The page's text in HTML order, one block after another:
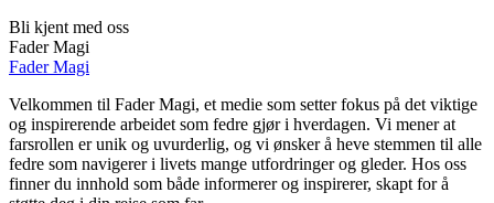
Bli kjent med oss
Fader Magi
Fader Magi
Velkommen til Fader Magi, et medie som setter fokus på det viktige
og inspirerende arbeidet som fedre gjør i hverdagen. Vi mener at
farsrollen er unik og uvurderlig, og vi ønsker å heve stemmen til alle
fedre som navigerer i livets mange utfordringer og gleder. Hos oss
finner du innhold som både informerer og inspirerer, skapt for å